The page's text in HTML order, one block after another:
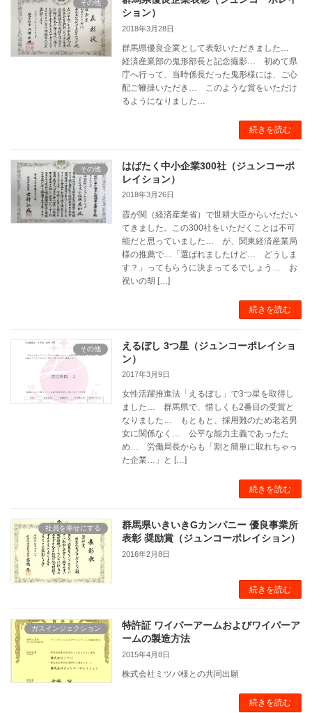
その他
ション）
2018年3月28日
群馬県優良企業として表彰いただきました…
経済産業部の鬼形部長と記念撮影… 初めて県
庁へ行って、当時係長だった鬼形様には、ご心
配ご鞭撻いただき… このような賞をいただけ
るようになりました…
続きを読む
その他
はばたく中小企業300社（ジュンコーポ
レイション）
2018年3月26日
霞が関（経済産業省）で世耕大臣からいただい
てきました。この300社をいただくことは不可
能だと思っていました… が、関東経済産業局
様の推薦で…「選ばれましたけど… どうしま
す？」ってもらうに決まってるでしょう… お
祝いの胡 […]
続きを読む
その他
えるぼし 3つ星（ジュンコーポレイショ
ン）
2017年3月9日
女性活躍推進法「えるぼし」で3つ星を取得し
ました… 群馬県で、惜しくも2番目の受賞と
なりました… もともと、採用難のため老若男
女に関係なく… 公平な能力主義であったた
め… 労働局長からも「割と簡単に取れちゃっ
た企業…」と […]
続きを読む
社員を幸せにする
群馬県いきいきGカンパニー 優良事業所
表彰 奨励賞（ジュンコーポレイション）
2016年2月8日
続きを読む
ガスインジェクション
特許証 ワイパーアームおよびワイパーア
ームの製造方法
2015年4月8日
株式会社ミツバ様との共同出願
続きを読む